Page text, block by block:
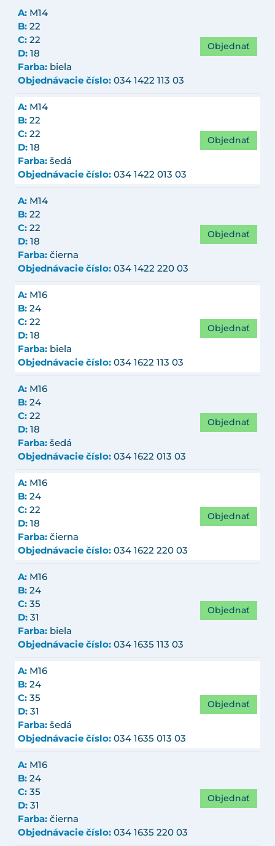
A: M14
B: 22
C: 22
D: 18
Farba: biela
Objednávacie číslo: 034 1422 113 03
Objednať
A: M14
B: 22
C: 22
D: 18
Farba: šedá
Objednávacie číslo: 034 1422 013 03
Objednať
A: M14
B: 22
C: 22
D: 18
Farba: čierna
Objednávacie číslo: 034 1422 220 03
Objednať
A: M16
B: 24
C: 22
D: 18
Farba: biela
Objednávacie číslo: 034 1622 113 03
Objednať
A: M16
B: 24
C: 22
D: 18
Farba: šedá
Objednávacie číslo: 034 1622 013 03
Objednať
A: M16
B: 24
C: 22
D: 18
Farba: čierna
Objednávacie číslo: 034 1622 220 03
Objednať
A: M16
B: 24
C: 35
D: 31
Farba: biela
Objednávacie číslo: 034 1635 113 03
Objednať
A: M16
B: 24
C: 35
D: 31
Farba: šedá
Objednávacie číslo: 034 1635 013 03
Objednať
A: M16
B: 24
C: 35
D: 31
Farba: čierna
Objednávacie číslo: 034 1635 220 03
Objednať